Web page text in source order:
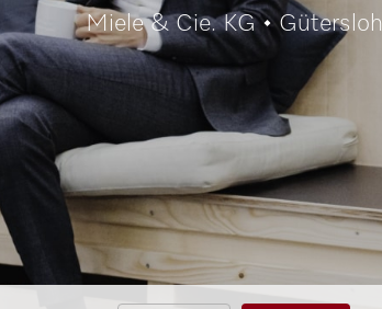
Miele & Cie. KG • Gütersloh